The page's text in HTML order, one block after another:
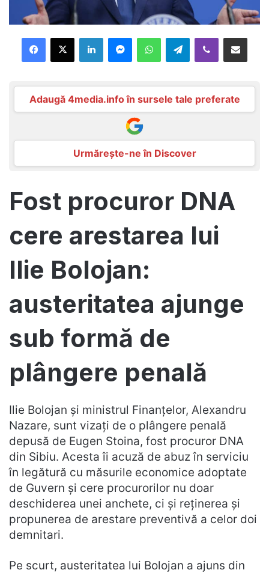
Facebook
X LinkedInMessengerWhatsAppTelegramViber Distribuie prin mail
Adaugă 4media.info în sursele tale preferate
Urmărește-ne în Discover
Fost procuror DNA
cere arestarea lui
Ilie Bolojan:
austeritatea ajunge
sub formă de
plângere penală
Ilie Bolojan și ministrul Finanțelor, Alexandru
Nazare, sunt vizați de o plângere penală
depusă de Eugen Stoina, fost procuror DNA
din Sibiu. Acesta îi acuză de abuz în serviciu
în legătură cu măsurile economice adoptate
de Guvern și cere procurorilor nu doar
deschiderea unei anchete, ci și reținerea și
propunerea de arestare preventivă a celor doi
demnitari.
Pe scurt, austeritatea lui Bolojan a ajuns din